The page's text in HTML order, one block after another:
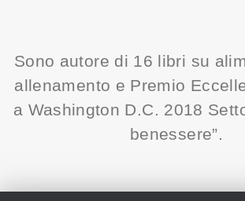
Sono autore di 16 libri su
allenamento e Premio
a Washington D.C. 2018
benessere”.